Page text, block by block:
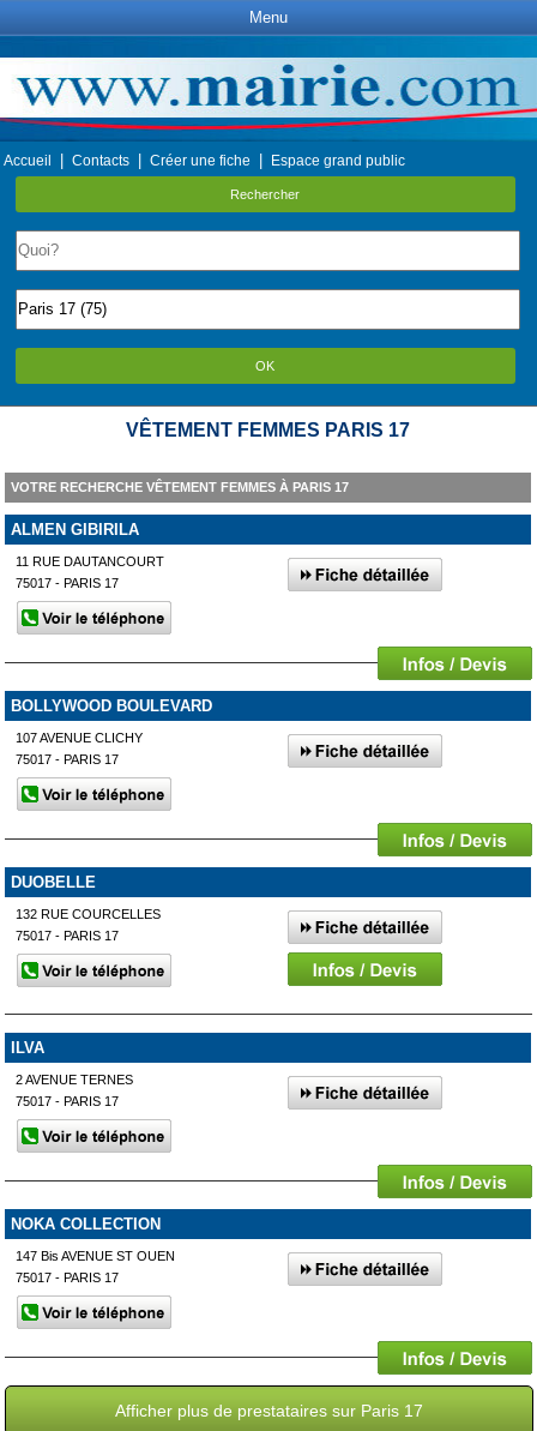
Menu
Accueil Contacts Créer une fiche Espace grand public
Rechercher
OK
VÊTEMENT FEMMES PARIS 17
VOTRE RECHERCHE VÊTEMENT FEMMES À PARIS 17
ALMEN GIBIRILA
11 RUE DAUTANCOURT
75017 - PARIS 17
BOLLYWOOD BOULEVARD
107 AVENUE CLICHY
75017 - PARIS 17
DUOBELLE
132 RUE COURCELLES
75017 - PARIS 17
ILVA
2 AVENUE TERNES
75017 - PARIS 17
NOKA COLLECTION
147 Bis AVENUE ST OUEN
75017 - PARIS 17
Afficher plus de prestataires sur Paris 17